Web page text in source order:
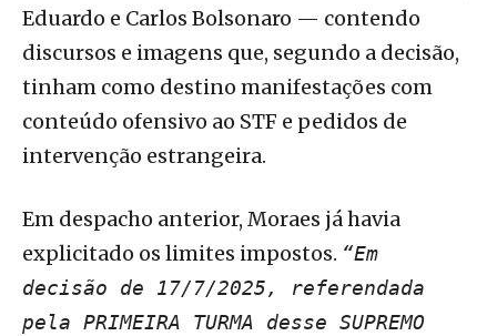
Eduardo e Carlos Bolsonaro — contendo
discursos e imagens que, segundo a decisão,
tinham como destino manifestações com
conteúdo ofensivo ao STF e pedidos de
intervenção estrangeira.
Em despacho anterior, Moraes já havia
explicitado os limites impostos. “Em
decisão de 17/7/2025, referendada
pela PRIMEIRA TURMA desse SUPREMO